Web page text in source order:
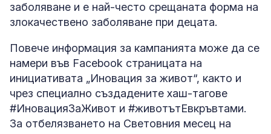
заболяване и е най-често срещаната форма на
злокачествено заболяване при децата.
Повече информация за кампанията може да се
намери във Facebook страницата на
инициативата „Иновация за живот“, както и
чрез специално създадените хаш-тагове
#ИновацияЗаЖивот и #животътЕвкръвтами.
За отбелязването на Световния месец на